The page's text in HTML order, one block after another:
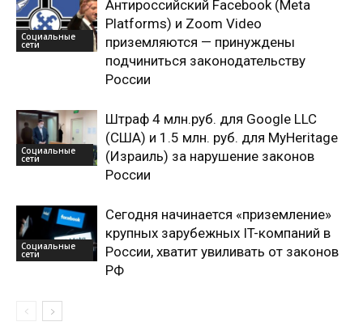
Социальные
сети
Антироссийский Facebook (Meta
Platforms) и Zoom Video
приземляются — принуждены
подчиниться законодательству
России
Социальные
сети
Штраф 4 млн.руб. для Google LLC
(США) и 1.5 млн. руб. для MyHeritage
(Израиль) за нарушение законов
России
Социальные
сети
Сегодня начинается «приземление»
крупных зарубежных IT-компаний в
России, хватит увиливать от законов
РФ